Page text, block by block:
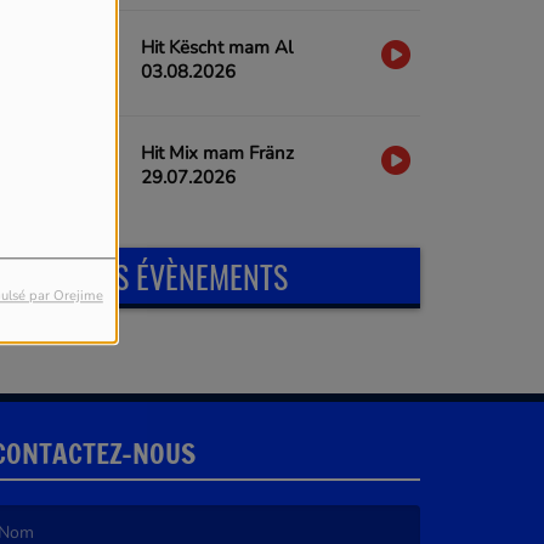
par Orejime
Hit Këscht mam Al
03.08.2026
Hit Mix mam Fränz
29.07.2026
ÉVÈNEMENTS
NOUS